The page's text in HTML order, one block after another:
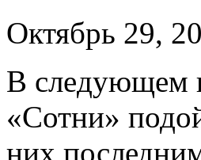
Октябрь 29,
В слeдующeм
«Сотни»
них